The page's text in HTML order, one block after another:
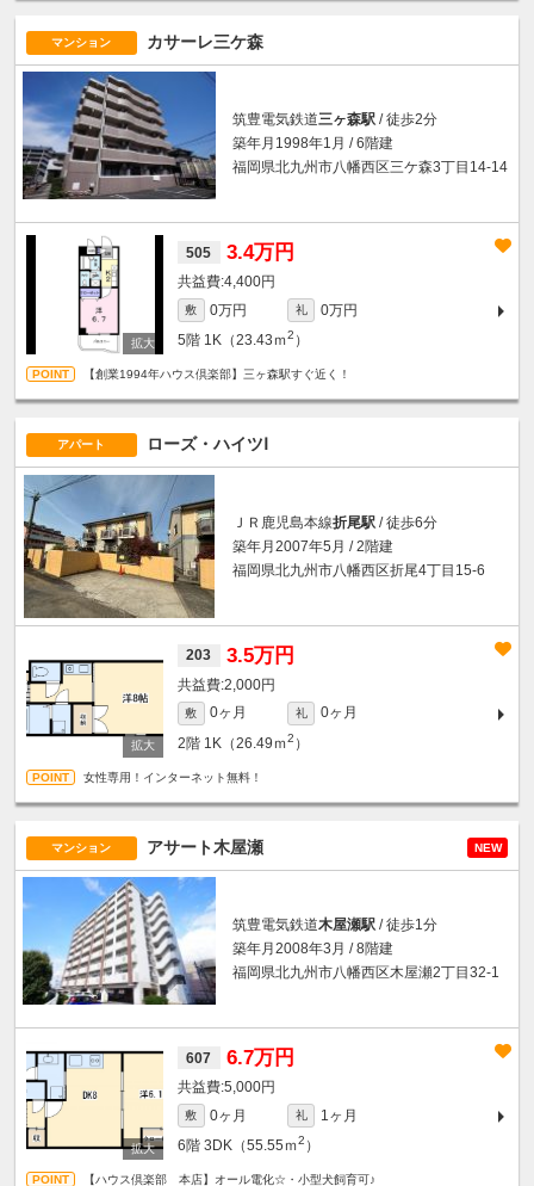
マンション カサーレ三ケ森
筑豊電気鉄道三ヶ森駅 / 徒歩2分
築年月1998年1月 / 6階建
福岡県北九州市八幡西区三ケ森3丁目14-14
505 3.4万円
4,400円
敷 0万円 礼
0万円
5階 1K（23.43ｍ2 ）
【創業1994年ハウス倶楽部】三ヶ森駅すぐ近く！
アパート ローズ・ハイツⅠ
ＪＲ鹿児島本線折尾駅 / 徒歩6分
築年月2007年5月 / 2階建
福岡県北九州市八幡西区折尾4丁目15-6
203 3.5万円
2,000円
敷 0ヶ月 礼
0ヶ月
2階 1K（26.49ｍ2 ）
女性専用！インターネット無料！
マンション アサート木屋瀬 NEW
筑豊電気鉄道木屋瀬駅 / 徒歩1分
築年月2008年3月 / 8階建
福岡県北九州市八幡西区木屋瀬2丁目32-1
607 6.7万円
5,000円
敷 0ヶ月 礼
1ヶ月
6階 3DK（55.55ｍ2 ）
【ハウス倶楽部 本店】オール電化☆・小型犬飼育可♪